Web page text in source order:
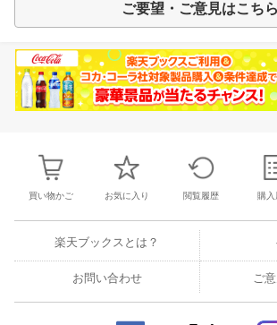
ご要望・ご意見はこちら
買い物かご お気に入り 閲覧履歴 購入
楽天ブックスとは？
お問い合わせ ご